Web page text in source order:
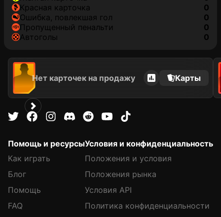
красная карточка
0
ошибка, повлекшая гол
0
пропущенный пенальти
0
автоголы
0
Нет карточек на продажу Карты
Помощь и ресурсы
Как играть
Блог
Помощь
FAQ
Условия и конфиденциальность
Положения и условия
Положения рынка
Условия API
Политика конфиденциальности